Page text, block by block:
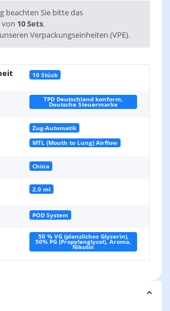
beachten Sie bitte das
10 Sets.
Verpackungseinheiten (VPE).
10 Stück
TPD Deutschland konform,
Deutsche Steuermarke
Zug-Automatik
MTL (Mouth to Lung) Airflow
China
2,0 ml
POD System
50 % VG (planzliches Glyzerin),
50% PG (Propylenglycol), Aroma,
Nikotin